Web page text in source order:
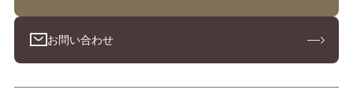
お問い合わせ